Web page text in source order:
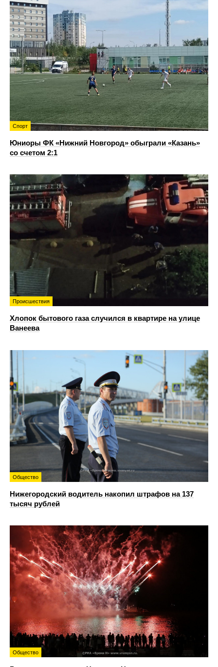
Спорт
Юниоры ФК «Нижний Новгород» обыграли «Казань»
со счетом 2:1
Происшествия
Хлопок бытового газа случился в квартире на улице
Ванеева
Общество
Нижегородский водитель накопил штрафов на 137
тысяч рублей
Общество